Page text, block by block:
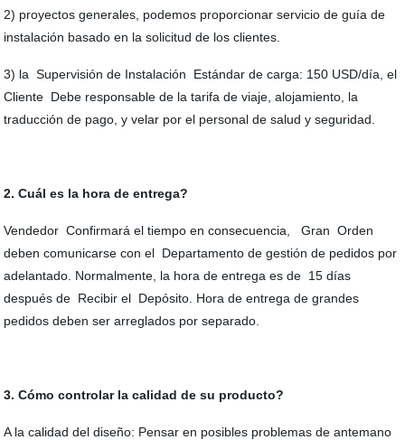
2) proyectos generales, podemos proporcionar servicio de guía de
instalación basado en la solicitud de los clientes.
3) la Supervisión de Instalación Estándar de carga: 150 USD/día, el
Cliente Debe responsable de la tarifa de viaje, alojamiento, la
traducción de pago, y velar por el personal de salud y seguridad.
2. Cuál es la hora de entrega?
Vendedor Confirmará el tiempo en consecuencia, Gran Orden
deben comunicarse con el Departamento de gestión de pedidos por
adelantado. Normalmente, la hora de entrega es de 15 días
después de Recibir el Depósito. Hora de entrega de grandes
pedidos deben ser arreglados por separado.
3. Cómo controlar la calidad de su producto?
A la calidad del diseño: Pensar en posibles problemas de antemano